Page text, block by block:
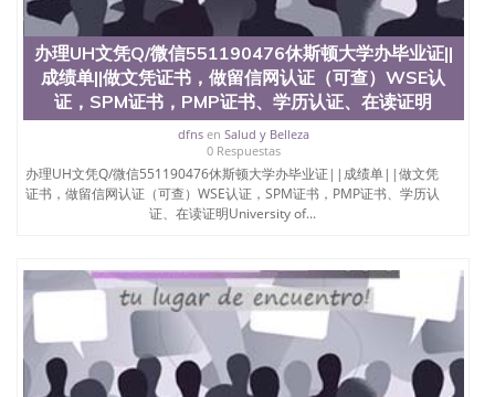
办理UH文凭Q/微信551190476休斯顿大学办毕业证||
成绩单||做文凭证书，做留信网认证（可查）WSE认
证，SPM证书，PMP证书、学历认证、在读证明
dfnsen Salud y Belleza
0 Respuestas
办理UH文凭Q/微信551190476休斯顿大学办毕业证||成绩单||做文凭
证书，做留信网认证（可查）WSE认证，SPM证书，PMP证书、学历认
证、在读证明University of...